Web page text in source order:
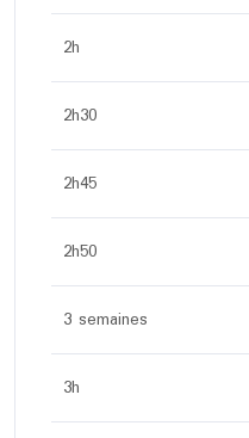
2h
2h30
2h45
2h50
3 semaines
3h